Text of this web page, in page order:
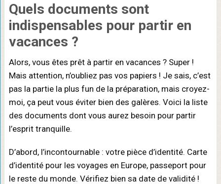
Quels documents sont
indispensables pour partir en
vacances ?
Alors, vous êtes prêt à partir en vacances ? Super !
Mais attention, n’oubliez pas vos papiers ! Je sais, c’est
pas la partie la plus fun de la préparation, mais croyez-
moi, ça peut vous éviter bien des galères. Voici la liste
des documents dont vous aurez besoin pour partir
l’esprit tranquille.
D’abord, l’incontournable : votre pièce d’identité. Carte
d’identité pour les voyages en Europe, passeport pour
le reste du monde. Vérifiez bien sa date de validité !